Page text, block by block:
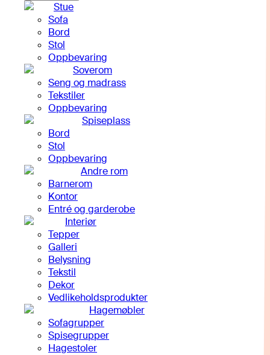
Stue
Sofa
Bord
Stol
Oppbevaring
Soverom
Seng og madrass
Tekstiler
Oppbevaring
Spiseplass
Bord
Stol
Oppbevaring
Andre rom
Barnerom
Kontor
Entré og garderobe
Interiør
Tepper
Galleri
Belysning
Tekstil
Dekor
Vedlikeholdsprodukter
Hagemøbler
Sofagrupper
Spisegrupper
Hagestoler